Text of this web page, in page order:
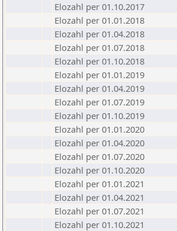
Elozahl per 01.10.2017
Elozahl per 01.01.2018
Elozahl per 01.04.2018
Elozahl per 01.07.2018
Elozahl per 01.10.2018
Elozahl per 01.01.2019
Elozahl per 01.04.2019
Elozahl per 01.07.2019
Elozahl per 01.10.2019
Elozahl per 01.01.2020
Elozahl per 01.04.2020
Elozahl per 01.07.2020
Elozahl per 01.10.2020
Elozahl per 01.01.2021
Elozahl per 01.04.2021
Elozahl per 01.07.2021
Elozahl per 01.10.2021